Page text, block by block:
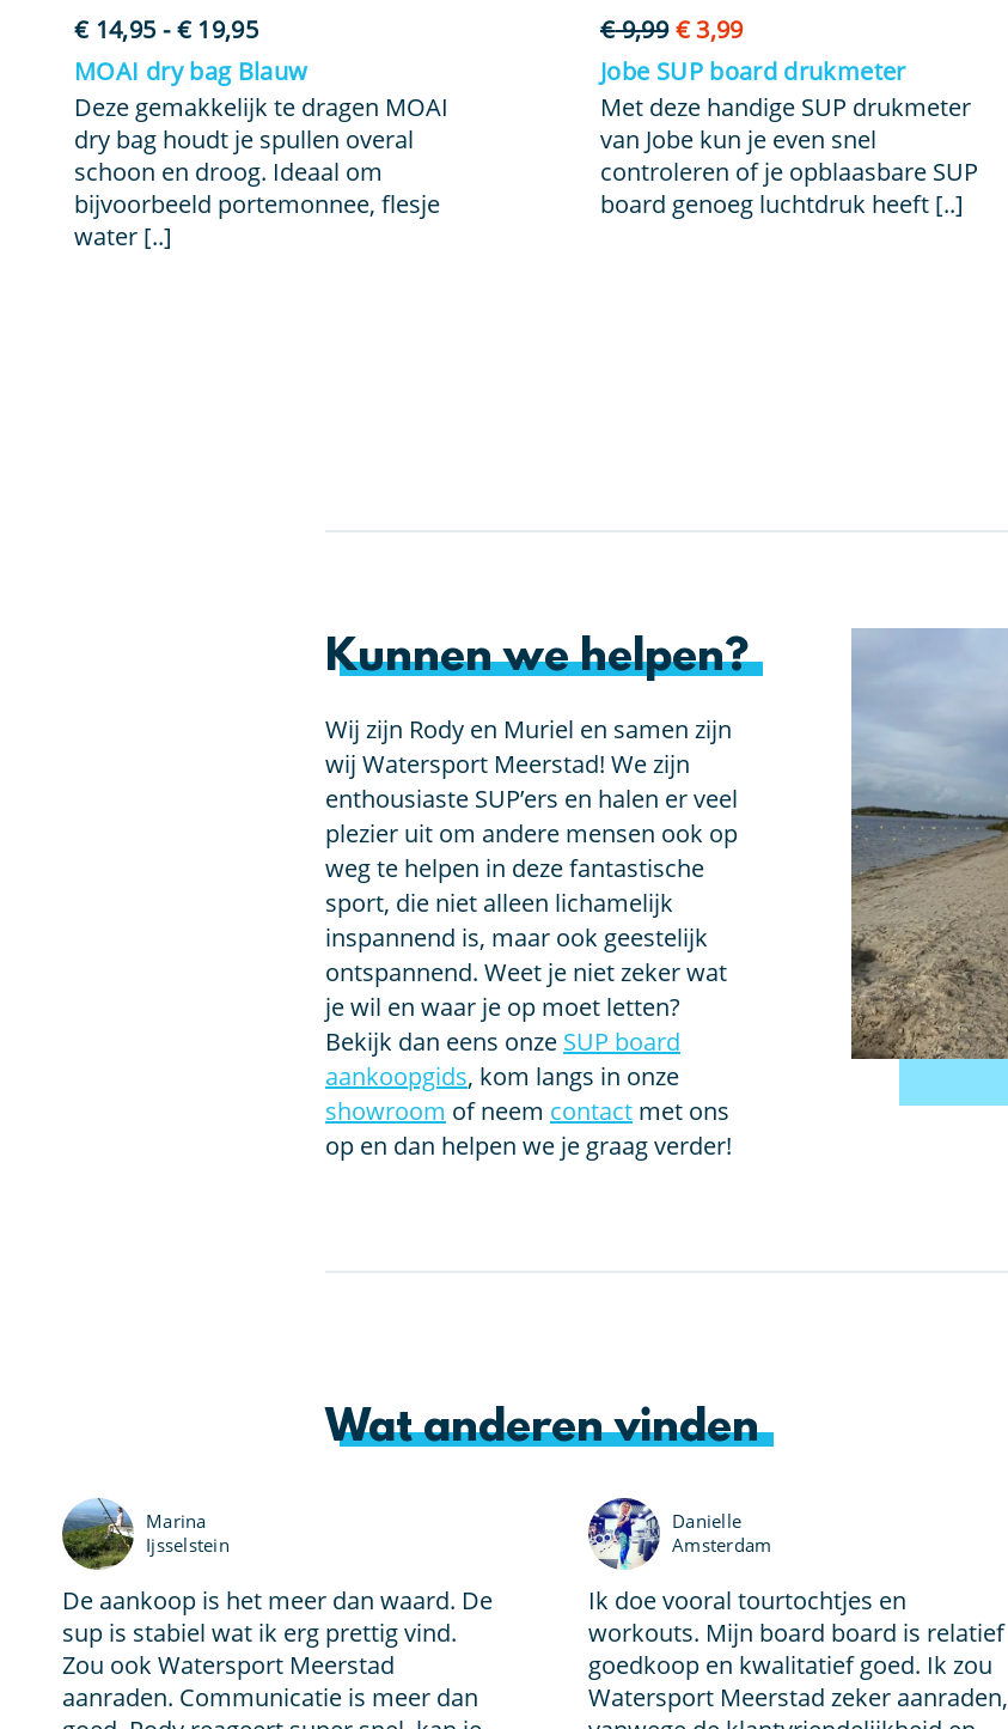
€14,95 - €19,95Prijsklasse:
€ 14,95
tot
€ 19,95
MOAI dry bag Blauw
Deze gemakkelijk te dragen MOAI
dry bag houdt je spullen overal
schoon en droog. Ideaal om
bijvoorbeeld portemonnee, flesje
water [..]
€9,99 Oorspronkelijke
prijs
was:
€ 9,99.
€3,99Huidige
prijs
is:
€ 3,99.
Jobe SUP board drukmeter
Met deze handige SUP drukmeter
van Jobe kun je even snel
controleren of je opblaasbare SUP
board genoeg luchtdruk heeft [..]
Kunnen we helpen?
Wij zijn Rody en Muriel en samen zijn
wij Watersport Meerstad! We zijn
enthousiaste SUP’ers en halen er veel
plezier uit om andere mensen ook op
weg te helpen in deze fantastische
sport, die niet alleen lichamelijk
inspannend is, maar ook geestelijk
ontspannend. Weet je niet zeker wat
je wil en waar je op moet letten?
Bekijk dan eens onze SUP board
aankoopgids, kom langs in onze
showroom of neem contact met ons
op en dan helpen we je graag verder!
Wat anderen vinden
Marina
Ijsselstein
De aankoop is het meer dan waard. De
sup is stabiel wat ik erg prettig vind.
Zou ook Watersport Meerstad
aanraden. Communicatie is meer dan
Danielle
Amsterdam
Ik doe vooral tourtochtjes en
workouts. Mijn board board is relatief
goedkoop en kwalitatief goed. Ik zou
Watersport Meerstad zeker aanraden,